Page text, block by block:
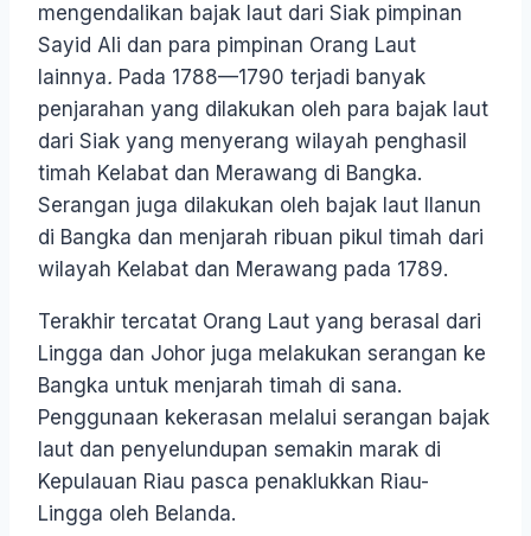
mengendalikan bajak laut dari Siak pimpinan
Sayid Ali dan para pimpinan Orang Laut
lainnya. Pada 1788—1790 terjadi banyak
penjarahan yang dilakukan oleh para bajak laut
dari Siak yang menyerang wilayah penghasil
timah Kelabat dan Merawang di Bangka.
Serangan juga dilakukan oleh bajak laut Ilanun
di Bangka dan menjarah ribuan pikul timah dari
wilayah Kelabat dan Merawang pada 1789.
Terakhir tercatat Orang Laut yang berasal dari
Lingga dan Johor juga melakukan serangan ke
Bangka untuk menjarah timah di sana.
Penggunaan kekerasan melalui serangan bajak
laut dan penyelundupan semakin marak di
Kepulauan Riau pasca penaklukkan Riau-
Lingga oleh Belanda.